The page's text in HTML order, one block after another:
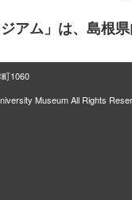
ジアム」は、島根
1060
Museum All Rights